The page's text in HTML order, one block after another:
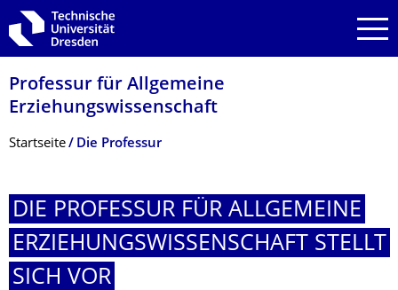
Zur Hauptnavigation springen
Zur Suche springen
Zum Inhalt springen
Professur für Allgemeine
Erziehungswissen­schaft
Breadcrumb-Menü
Startseite Die Professur
DIE PROFESSUR FÜR ALLGEMEINE
ERZIEHUNGSWIS­SENSCHAFT STELLT
SICH VOR